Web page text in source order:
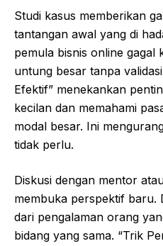
Studi kasus memberikan
tantangan awal yang di
pemula bisnis online gagal
untung besar tanpa
Efektif” menekankan
kecilan dan memahami
modal besar. Ini
tidak perlu.
Diskusi dengan mentor
membuka perspektif baru.
dari pengalaman orang
bidang yang sama. “Trik